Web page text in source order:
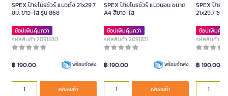
SPEX ป้ายโบรชัวร์ แนวตั้ง 21x29.7
ซม. ขาว-ใส รุ่น 868
ช้อปเพิ่มคุ้มกว่า
รหัสสินค้า 2091830
฿ 190.00 พร้อมจัดส่ง
เพิ่มสินค้า
SPEX ป้ายโบรชัวร์ แนวนอน ขนาด
A4 สีขาว-ใส
ช้อปเพิ่มคุ้มกว่า
รหัสสินค้า 2091831
฿ 190.00 พร้อมจัดส่ง
เพิ่มสินค้า
SPEX ป้าย
21x29.7 ซม.
ช้อปเพิ่มคุ้ม
รหัสสินค้า
฿ 190.00